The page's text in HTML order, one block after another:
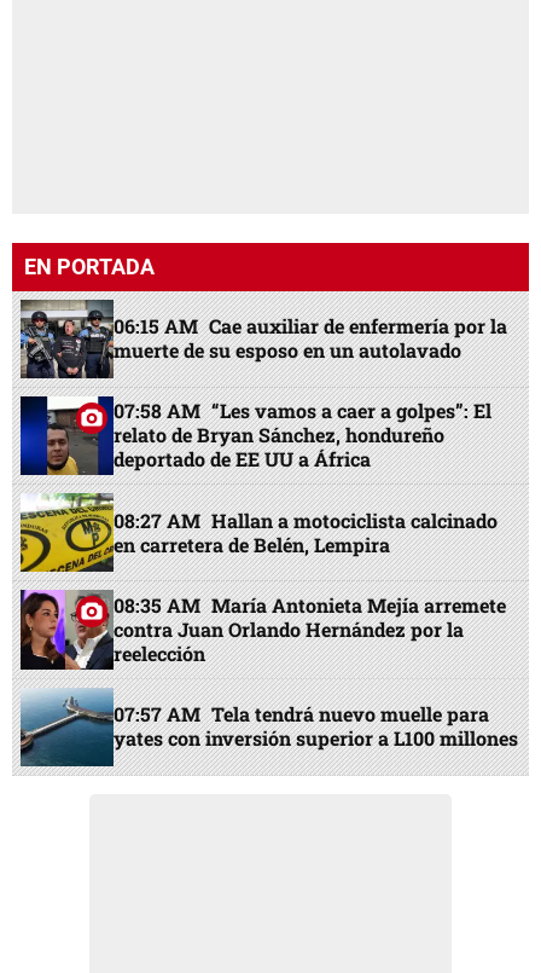
EN PORTADA
06:15 AM Cae auxiliar de enfermería por la
muerte de su esposo en un autolavado
07:58 AM “Les vamos a caer a golpes”: El
relato de Bryan Sánchez, hondureño
deportado de EE UU a África
08:27 AM Hallan a motociclista calcinado
en carretera de Belén, Lempira
08:35 AM María Antonieta Mejía arremete
contra Juan Orlando Hernández por la
reelección
07:57 AM Tela tendrá nuevo muelle para
yates con inversión superior a L100 millones